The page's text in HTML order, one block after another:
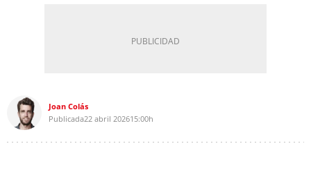
Joan Colás
Publicada22 abril 202615:00h